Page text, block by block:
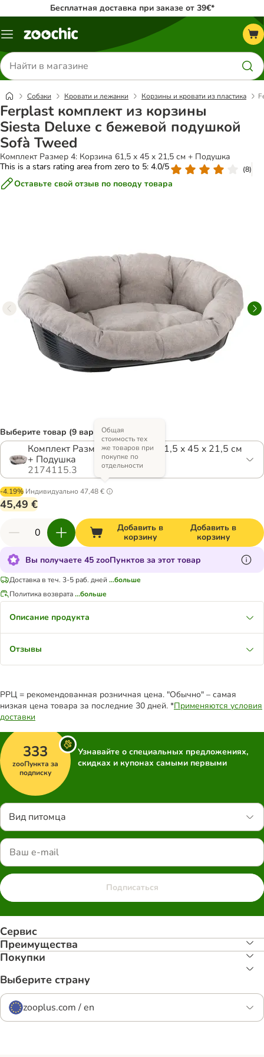
Бесплатная доставка при заказе от 39€*
Каталог
Поиск
товаров
Собаки Кровати и лежанки Корзины и кровати из пластика
Ferplast комплект из корзины
Siesta Deluxe с бежевой подушкой
Sofà Tweed
Комплект Размер 4: Корзина 61,5 x 45 x 21,5 см + Подушка
This is a stars rating area from zero to 5: 4.0/5
(8)
Оставьте свой отзыв по поводу товара
Выберите товар (9 вариантов)
Комплект Размер 4: Корзина 61,5 x 45 x 21,5 см
+ Подушка
2174115.3
-4.19% Индивидуально 47,48 €
Общая
стоимость тех
же товаров при
покупке по
отдельности
45,49 €
Добавить в
корзину
Добавить в
корзину
Вы получаете 45 zooПунктов за этот товар
Доставка в теч. 3-5 раб. дней ...больше
Политика возврата...больше
Описание продукта
Отзывы
РРЦ = рекомендованная розничная цена. "Обычно" – самая
низкая цена товара за последние 30 дней. *Применяются условия
доставки
333
zooПункта за
подписку
Узнавайте о специальных предложениях,
скидках и купонах самыми первыми
Вид питомца
Подписаться
Сервис
Преимуществa
Покупки
Выберите страну
zooplus.com / en